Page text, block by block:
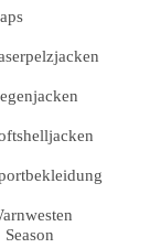
Season